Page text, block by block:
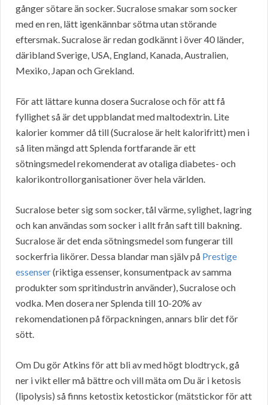
gånger sötare än socker. Sucralose smakar som socker
med en ren, lätt igenkännbar sötma utan störande
eftersmak. Sucralose är redan godkännt i över 40 länder,
däribland Sverige, USA, England, Kanada, Australien,
Mexiko, Japan och Grekland.
För att lättare kunna dosera Sucralose och för att få
fyllighet så är det uppblandat med maltodextrin. Lite
kalorier kommer då till (Sucralose är helt kalorifritt) men i
så liten mängd att Splenda fortfarande är ett
sötningsmedel rekomenderat av otaliga diabetes- och
kalorikontrollorganisationer över hela världen.
Sucralose beter sig som socker, tål värme, sylighet, lagring
och kan användas som socker i allt från saft till bakning.
Sucralose är det enda sötningsmedel som fungerar till
sockerfria likörer. Dessa blandar man själv på Prestige
essenser(riktiga essenser, konsumentpack av samma
produkter som spritindustrin använder), Sucralose och
vodka. Men dosera ner Splenda till 10-20% av
rekomendationen på förpackningen, annars blir det för
sött.
Om Du gör Atkins för att bli av med högt blodtryck, gå
ner i vikt eller må bättre och vill mäta om Du är i ketosis
(lipolysis) så finns ketostix ketostickor (mätstickor för att